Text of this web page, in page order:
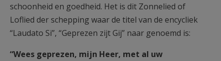
schoonheid en goedheid. Het is dit Zonnelied of
Loflied der schepping waar de titel van de encycliek
“Laudato Si”, “Geprezen zijt Gij” naar genoemd is:
“Wees geprezen, mijn Heer, met al uw